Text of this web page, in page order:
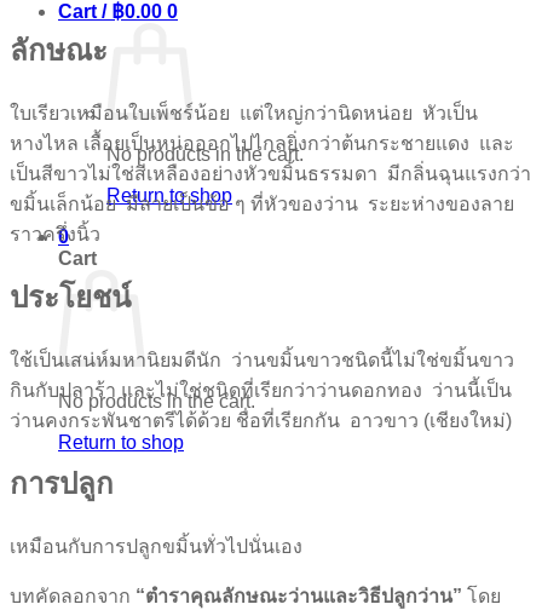
Cart / ฿0.00 0
No products in the cart.
Return to shop
0
Cart
No products in the cart.
Return to shop
ลักษณะ
ใบเรียวเหมือนใบเพ็ชร์น้อย แต่ใหญ่กว่านิดหน่อย หัวเป็น
หางไหล เลื้อยเป็นหน่อออกไปไกลยิ่งกว่าต้นกระชายแดง และ
เป็นสีขาวไม่ใช่สีเหลืองอย่างหัวขมิ้นธรรมดา มีกลิ่นฉุนแรงกว่า
ขมิ้นเล็กน้อย มีลายเป็นข้อ ๆ ที่หัวของว่าน ระยะห่างของลาย
ราวครึ่งนิ้ว
ประโยชน์
ใช้เป็นเสน่ห์มหานิยมดีนัก ว่านขมิ้นขาวชนิดนี้ไม่ใช่ขมิ้นขาว
กินกับปลาร้า และไม่ใช่ชนิดที่เรียกว่าว่านดอกทอง ว่านนี้เป็น
ว่านคงกระพันชาตรีได้ด้วย ชื่อที่เรียกกัน อาวขาว (เชียงใหม่)
การปลูก
เหมือนกับการปลูกขมิ้นทั่วไปนั่นเอง
บทคัดลอกจาก “ตำราคุณลักษณะว่านและวิธีปลูกว่าน” โดย